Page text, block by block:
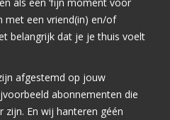
met een vriend(in) en/of
belangrijk dat je je thuis voelt
afgestemd op jouw
abonnementen die
zijn. En wij hanteren géén